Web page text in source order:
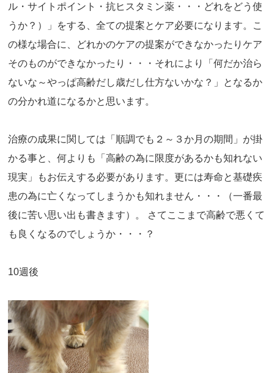
ル・サイトポイント・抗ヒスタミン薬・・・どれをどう使
うか？）」をする、全ての提案とケア必要になります。こ
の様な場合に、どれかのケアの提案ができなかったりケア
そのものができなかったり・・・それにより「何だか治ら
ないな～やっぱ高齢だし歳だし仕方ないかな？」となるか
の分かれ道になるかと思います。
治療の成果に関しては「順調でも２～３か月の期間」が掛
かる事と、何よりも「高齢の為に限度があるかも知れない
現実」もお伝えする必要があります。更には寿命と基礎疾
患の為に亡くなってしまうかも知れません・・・（一番最
後に苦い思い出も書きます）。 さてここまで高齢で悪くて
も良くなるのでしょうか・・・？
10週後